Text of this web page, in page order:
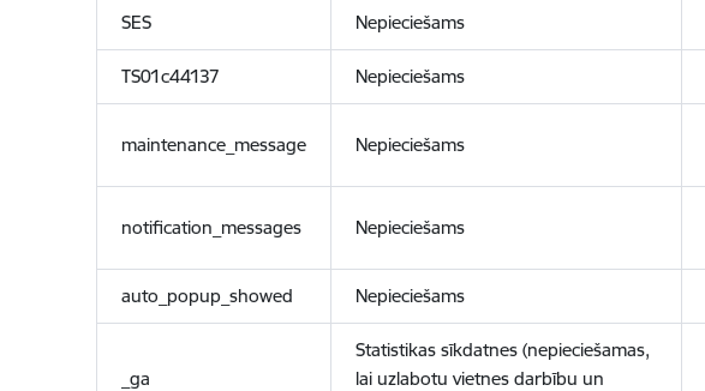
SES Nepieciešams
TS01c44137 Nepieciešams
maintenance_message Nepieciešams
notification_messages Nepieciešams
auto_popup_showed Nepieciešams
_ga
Statistikas sīkdatnes (nepieciešamas,
lai uzlabotu vietnes darbību un